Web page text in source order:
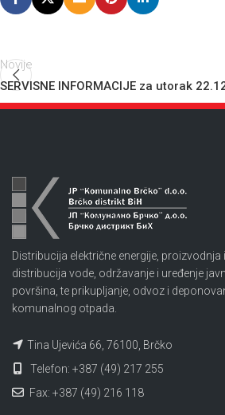
Novije
SERVISNE INFORMACIJE za utorak
Distribucija električne energije, proizvodnja i
distribucija vode, održavanje i uređenje
površina, te prikupljanje, odvoz i
komunalnog otpada.
Tina Ujevića 66, 76100, Brčko
Telefon: +387 (49) 217 255
Fax: +387 (49) 216 118